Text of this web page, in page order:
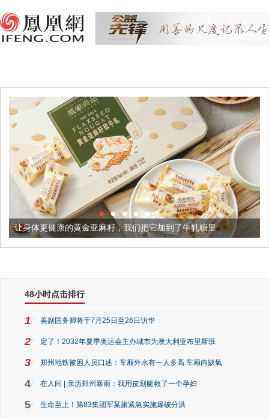
亚麻籽，我们把它加到了牛轧糖里 被列入佛家七宝的它到
48小时点击排行
1 美副国务卿将于7月25日至26日访华
2 定了！2032年夏季奥运会主办城市为澳大利亚布里斯班
3 郑州地铁被困人员口述：车厢外水有一人多高 车厢内缺氧
4 在人间 | 亲历郑州暴雨：我用皮划艇救了一个孕妇
5 生命至上！第83集团军某旅紧急实施爆破分洪